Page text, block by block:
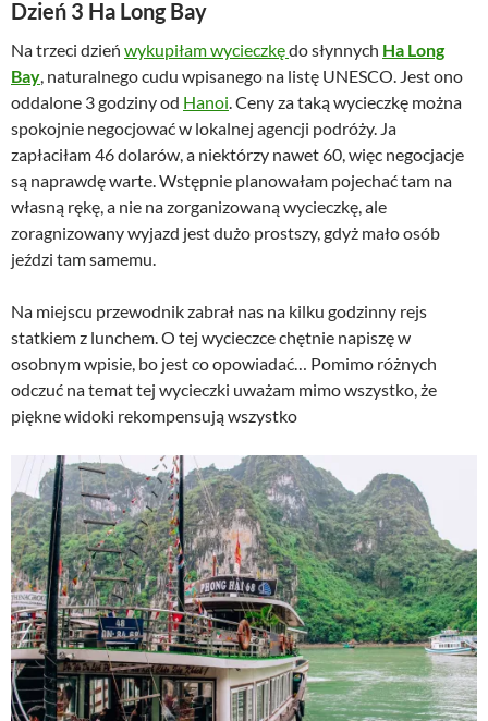
Dzień 3 Ha Long Bay
Na trzeci dzień wykupiłam wycieczkędo słynnych Ha Long
Bay , naturalnego cudu wpisanego na listę UNESCO. Jest ono
oddalone 3 godziny od Hanoi . Ceny za taką wycieczkę można
spokojnie negocjować w lokalnej agencji podróży. Ja
zapłaciłam 46 dolarów, a niektórzy nawet 60, więc negocjacje
są naprawdę warte. Wstępnie planowałam pojechać tam na
własną rękę, a nie na zorganizowaną wycieczkę, ale
zoragnizowany wyjazd jest dużo prostszy, gdyż mało osób
jeździ tam samemu.
Na miejscu przewodnik zabrał nas na kilku godzinny rejs
statkiem z lunchem. O tej wycieczce chętnie napiszę w
osobnym wpisie, bo jest co opowiadać… Pomimo różnych
odczuć na temat tej wycieczki uważam mimo wszystko, że
piękne widoki rekompensują wszystko